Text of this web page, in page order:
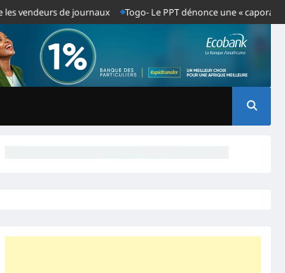
vendeurs de journaux Togo- Le PPT dénonce une «